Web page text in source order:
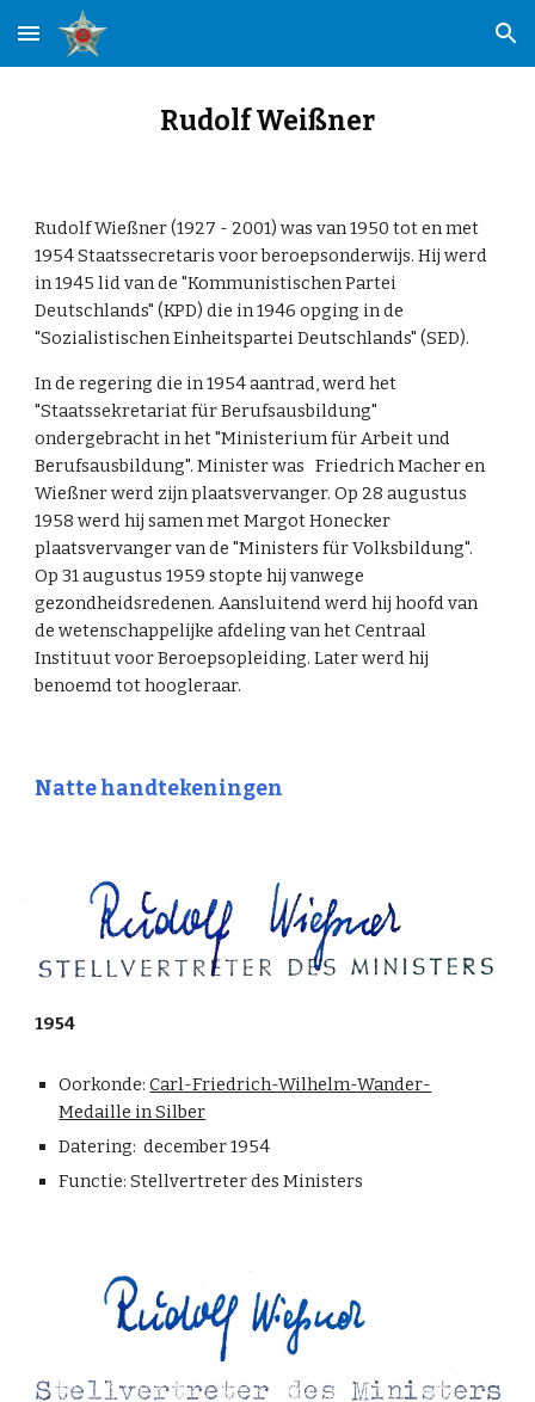
Skip to main content Skip to navigation
Rudolf Weißner
Rudolf Wießner (1927 - 2001) was van 1950 tot en met
1954 Staatssecretaris voor beroepsonderwijs. Hij werd
in 1945 lid van de "Kommunistischen Partei
Deutschlands" (KPD) die in 1946 opging in de
"Sozialistischen Einheitspartei Deutschlands" (SED).
In de regering die in 1954 aantrad, werd het
"Staatssekretariat für Berufsausbildung"
ondergebracht in het "Ministerium für Arbeit und
Berufsausbildung". Minister was Friedrich Macher en
Wießner werd zijn plaatsvervanger. Op 28 augustus
1958 werd hij samen met Margot Honecker
plaatsvervanger van de "Ministers für Volksbildung".
Op 31 augustus 1959 stopte hij vanwege
gezondheidsredenen. Aansluitend werd hij hoofd van
de wetenschappelijke afdeling van het Centraal
Instituut voor Beroepsopleiding. Later werd hij
benoemd tot hoogleraar.
Nattehandtekeningen
1954
Oorkonde:Carl-Friedrich-Wilhelm-Wander-
Medaille in Silber
Datering: december 1954
Functie: Stellvertreter des Ministers